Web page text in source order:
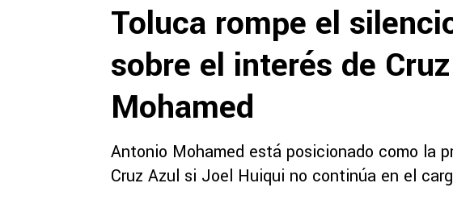
Toluca rompe el
sobre el interés de
Mohamed
Antonio Mohamed está posicionado como la
Cruz Azul si Joel Huiqui no continúa en el